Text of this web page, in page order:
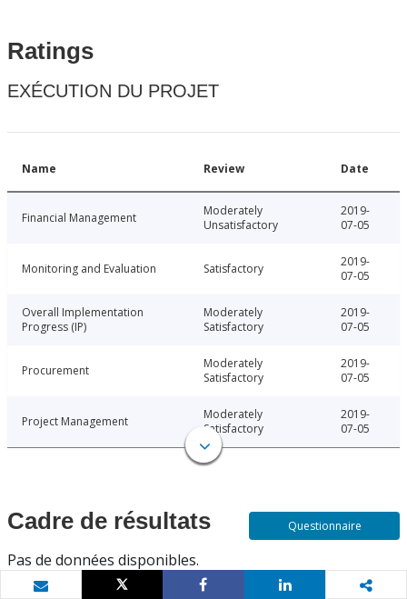
Ratings
EXÉCUTION DU PROJET
Name Review Date
Financial Management
Moderately
Unsatisfactory
2019-
07-05
Monitoring and Evaluation Satisfactory
2019-
07-05
Overall Implementation
Progress (IP)
Moderately
Satisfactory
2019-
07-05
Procurement
Moderately
Satisfactory
2019-
07-05
Project Management
Moderately
Satisfactory
2019-
07-05
Cadre de résultats
Pas de données disponibles.
Questionnaire